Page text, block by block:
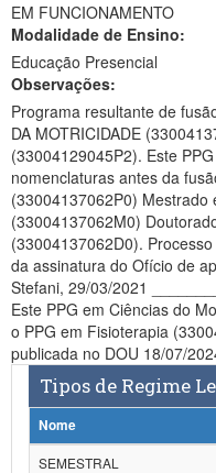
Ministério do Turismo
Ministério do Desenvolvimento
Ministério da Mulher, da Família e
Secretaria de Governo
Gabinete de Segurança Institucional
Banco Central do Brasil
Planalto
EM FUNCIONAMENTO
Modalidade de Ensino:
Educação Presencial
Observações:
Programa resultante de
DA MOTRICIDADE
(33004129045P2). Este
nomenclaturas antes da
(33004137062P0)
(33004137062M0)
(33004137062D0).
da assinatura do Ofício de
Stefani, 29/03/2021
Este PPG em Ciências do
o PPG em Fisioterapia
publicada no DOU 18/07/
Tipos de Regime
Nome
SEMESTRAL